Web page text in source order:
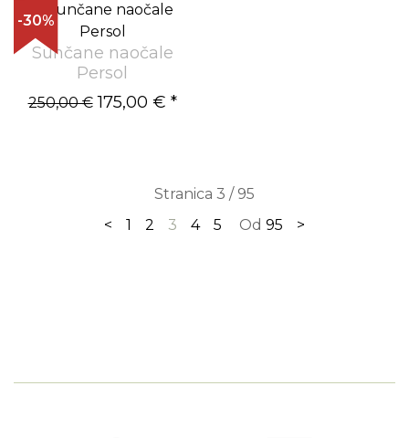
-30%
Sunčane naočale
Persol
250,00 €175,00 € *
Stranica 3 / 95
<
1 2 3 4 5 Od 95 >